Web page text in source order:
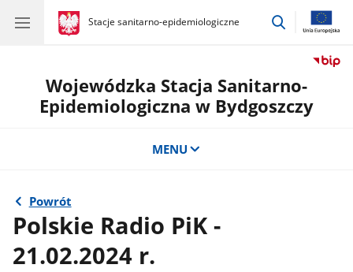
gov.pl
Stacje sanitarno-epidemiologiczne
gov.pl
Stacje
przejdź
Wojewódzka Stacja Sanitarno-
Epidemiologiczna w Bydgoszczy
MENU
Powrót
Polskie Radio PiK -
21.02.2024 r.